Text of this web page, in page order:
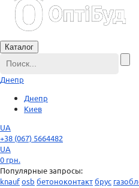
Каталог
Днепр
Днепр
Киев
UA
+38 (067) 5664482
UA
0 грн.
Популярные запросы:
knaufosb бетоноконтактбрус